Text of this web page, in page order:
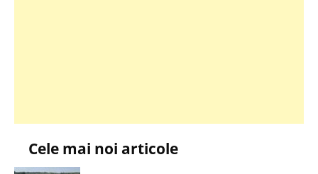
Cele mai noi articole